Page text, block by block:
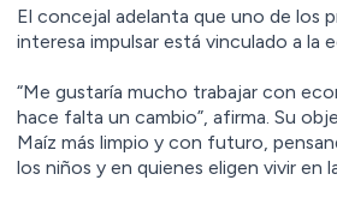
El concejal adelanta que uno de los
interesa impulsar está vinculado a la
“Me gustaría mucho trabajar con
hace falta un cambio”, afirma. Su
Maíz más limpio y con futuro,
los niños y en quienes eligen vivir en